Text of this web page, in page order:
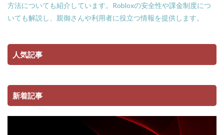
方法についても紹介しています。Robloxの安全性や課金制度につ
いても解説し、親御さんや利用者に役立つ情報を提供します。
人気記事
新着記事